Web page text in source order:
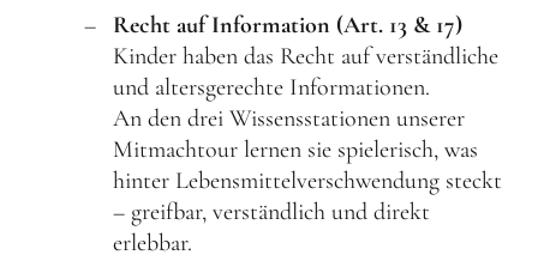
Recht auf Information (Art. 13 & 17)
Kinder haben das Recht auf verständliche
und altersgerechte Informationen.
An den drei Wissensstationen unserer
Mitmachtour lernen sie spielerisch, was
hinter Lebensmittelverschwendung steckt
– greifbar, verständlich und direkt
erlebbar.